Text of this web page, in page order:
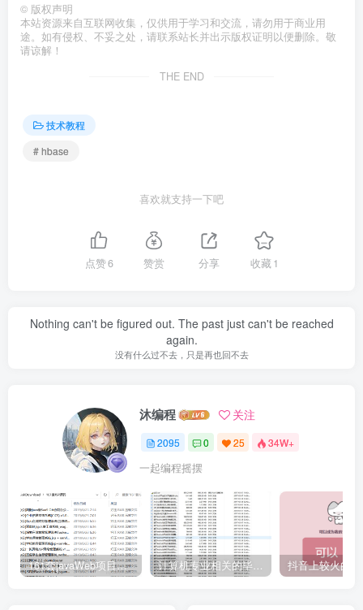
© 版权声明
本站资源来自互联网收集，仅供用于学习和交流，请勿用于商业用
途。如有侵权、不妥之处，请联系站长并出示版权证明以便删除。敬
请谅解！
THE END
技术教程
# hbase
喜欢就支持一下吧
点赞6 赞赏 分享 收藏1
Nothing can't be figured out. The past just can't be reached
again.
没有什么过不去，只是再也回不去
沐编程 关注
2095 0 25 34W+
一起编程摇摆
161套javaWeb项目源码免费分享 计算机专业相关的毕业设计论文合集免费下载